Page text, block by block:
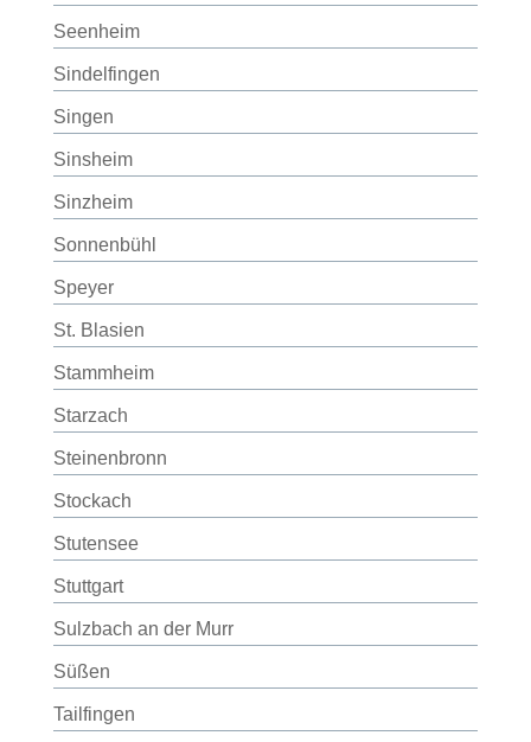
Seenheim
Sindelfingen
Singen
Sinsheim
Sinzheim
Sonnenbühl
Speyer
St. Blasien
Stammheim
Starzach
Steinenbronn
Stockach
Stutensee
Stuttgart
Sulzbach an der Murr
Süßen
Tailfingen